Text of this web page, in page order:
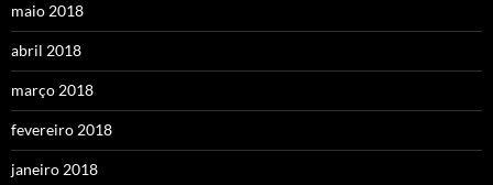
maio 2018
abril 2018
março 2018
fevereiro 2018
janeiro 2018